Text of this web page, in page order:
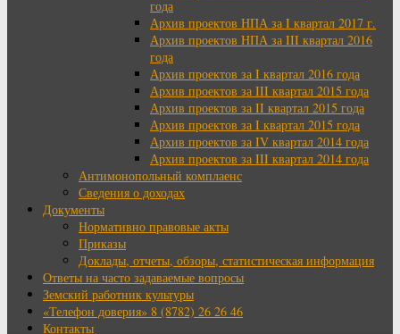
года
Архив проектов НПА за I квартал 2017 г.
Архив проектов НПА за III квартал 2016
года
Архив проектов за I квартал 2016 года
Архив проектов за III квартал 2015 года
Архив проектов за II квартал 2015 года
Архив проектов за I квартал 2015 года
Архив проектов за IV квартал 2014 года
Архив проектов за III квартал 2014 года
Антимонопольный комплаенс
Сведения о доходах
Документы
Нормативно правовые акты
Приказы
Доклады, отчеты, обзоры, статистическая информация
Ответы на часто задаваемые вопросы
Земский работник культуры
«Телефон доверия» 8 (8782) 26 26 46
Контакты